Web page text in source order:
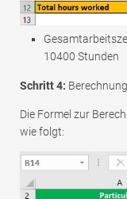
10400 Stunden
Schritt 4:
Die Formel zur
wie folgt: